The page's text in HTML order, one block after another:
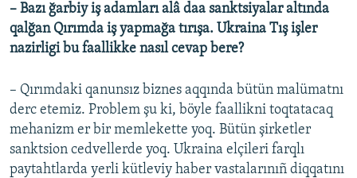
– Bazı ğarbiy iş adamları alâ daa sanktsiyalar altında
qalğan Qırımda iş yapmağa tırışa. Ukraina Tış işler
nazirligi bu faallikke nasıl cevap bere?
– Qırımdaki qanunsız biznes aqqında bütün malümatnı
derc etemiz. Problem şu ki, böyle faallikni toqtatacaq
mehanizm er bir memlekette yoq. Bütün şirketler
sanktsion cedvellerde yoq. Ukraina elçileri farqlı
paytahtlarda yerli kütleviy haber vastalarınıñ diqqatını